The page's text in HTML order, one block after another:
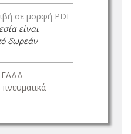
σε μορφή PDF
είναι
δωρεάν
ΕΑΔΔ